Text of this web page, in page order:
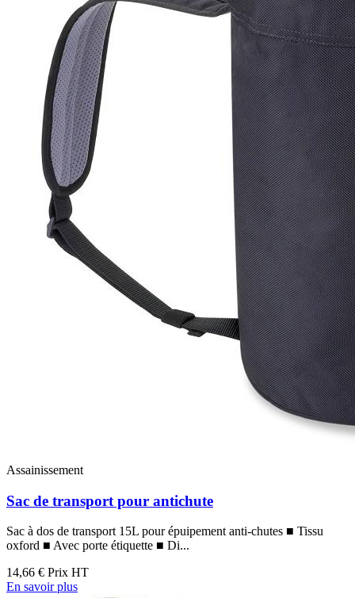
Assainissement
Sac de transport pour antichute
Sac à dos de transport 15L pour épuipement anti-chutes ■ Tissu
oxford ■ Avec porte étiquette ■ Di...
14,66 € Prix HT
En savoir plus